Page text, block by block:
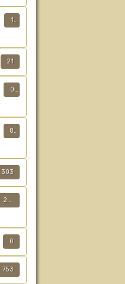
1
21
0
8
303
233
0
753